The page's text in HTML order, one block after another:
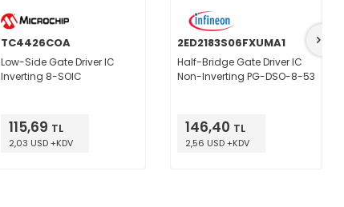
TC4426COA
Low-Side Gate Driver IC
Inverting 8-SOIC
115,69 TL
2,03 USD +KDV
2ED2183S06FXUMA1
Half-Bridge Gate Driver IC
Non-Inverting PG-DSO-8-53
146,40 TL
2,56 USD +KDV